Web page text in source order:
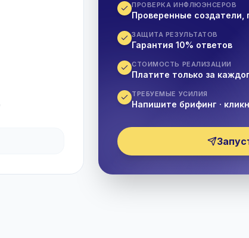
ПРОВЕРКА ИНФЛЮЭНСЕРОВ
Проверенные создатели,
ЗАЩИТА РЕЗУЛЬТАТОВ
Гарантия 10% ответов
СТОИМОСТЬ РЕАЛИЗАЦИИ
Платите только за
ТРЕБУЕМЫЕ УСИЛИЯ
Напишите брифинг ·